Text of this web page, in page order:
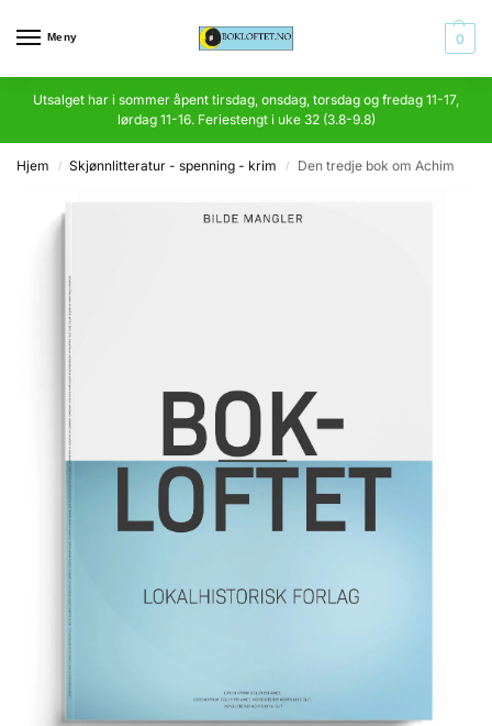
Meny 0
Utsalget har i sommer åpent tirsdag, onsdag, torsdag og fredag 11-17,
lørdag 11-16. Feriestengt i uke 32 (3.8-9.8)
Hjem / Skjønnlitteratur - spenning - krim / Den tredje bok om Achim